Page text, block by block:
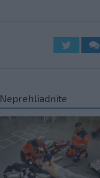
Neprehliadnite